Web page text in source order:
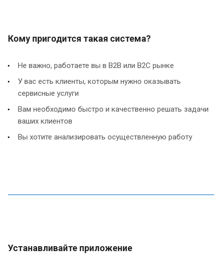
Кому пригодится такая система?
Не важно, работаете вы в B2B или B2C рынке
У вас есть клиенты, которым нужно оказывать
сервисные услуги
Вам необходимо быстро и качественно решать задачи
ваших клиентов
Вы хотите анализировать осуществленную работу
Устанавливайте приложение